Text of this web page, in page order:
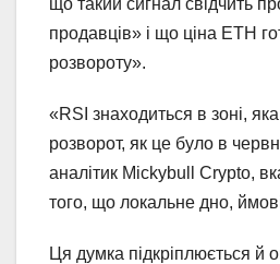
продавців» і що ціна ETH
розвороту».
«RSI знаходиться в зоні,
розворот, як це було в
аналітик Mickybull Crypto,
того, що локальне дно,
Ця думка підкріплюється й